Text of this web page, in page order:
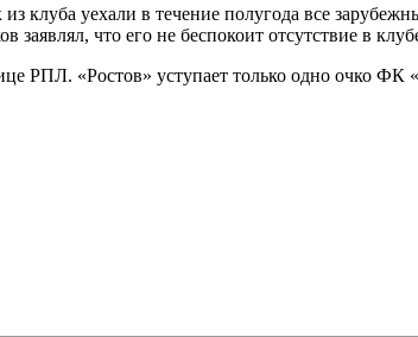
клуба уехали в течение полугода все
что его не беспокоит отсутствие в
РПЛ. «Ростов» уступает только одно очко